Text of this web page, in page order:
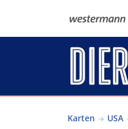
Karten USA